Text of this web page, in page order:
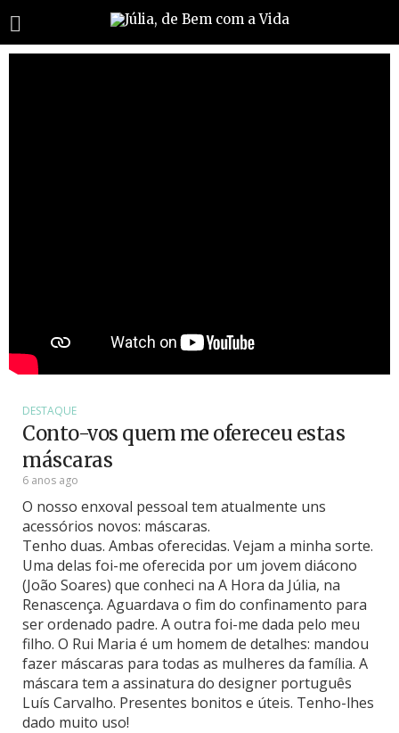
DESTAQUE
Conto-vos quem me ofereceu estas
máscaras
6 anos ago
O nosso enxoval pessoal tem atualmente uns
acessórios novos: máscaras.
Tenho duas. Ambas oferecidas. Vejam a minha sorte.
Uma delas foi-me oferecida por um jovem diácono
(João Soares) que conheci na A Hora da Júlia, na
Renascença. Aguardava o fim do confinamento para
ser ordenado padre. A outra foi-me dada pelo meu
filho. O Rui Maria é um homem de detalhes: mandou
fazer máscaras para todas as mulheres da família. A
máscara tem a assinatura do designer português
Luís Carvalho. Presentes bonitos e úteis. Tenho-lhes
dado muito uso!